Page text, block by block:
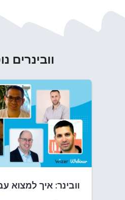
וובינרים
וובינר: איך למצוא